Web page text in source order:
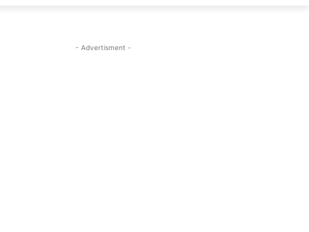
- Advertisment -